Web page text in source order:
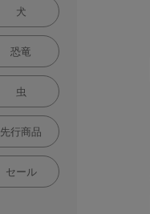
犬
恐竜
虫
先行商品
セール